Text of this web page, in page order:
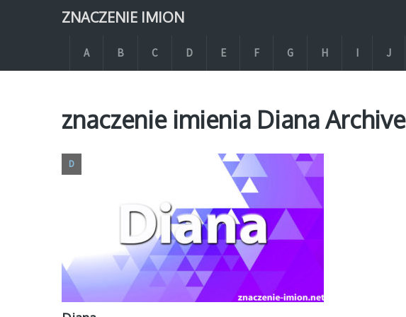
ZNACZENIE IMION
A B C D E F G H I J
znaczenie imienia Diana Archive
D